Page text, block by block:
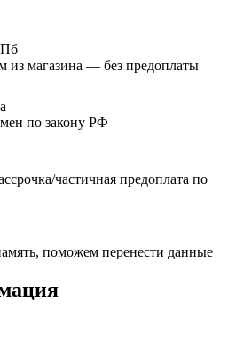
из магазина — без предоплаты
по закону РФ
частичная предоплата по
поможем перенести данные